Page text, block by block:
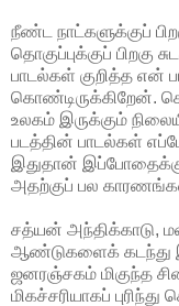
நீண்ட நாட்களுக்குப்
தொகுப்புக்குப் பிறகு
பாடல்கள் குறித்த என்
கொண்டிருக்கிறேன்.
உலகம் இருக்கும்
படத்தின் பாடல்கள்
இதுதான்
அதற்குப் பல
சத்யன் அந்திக்காடு,
ஆண்டுகளைக் கடந்து
ஜனரஞ்சகம் மிகுந்த
மிகச்சரியாகப்